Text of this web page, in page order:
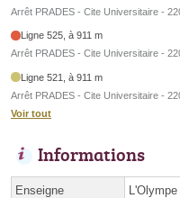
Arrêt PRADES - Cite Universitaire -
Ligne 525, à 911 m
Arrêt PRADES - Cite Universitaire -
Ligne 521, à 911 m
Arrêt PRADES - Cite Universitaire -
Voir tout
Informations
Enseigne